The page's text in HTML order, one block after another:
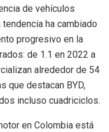
de vehículos
ha cambiado
progresivo en la
de 1.1 en 2022 a
alrededor de 54
que destacan BYD,
incluso cuadriciclos.
en Colombia está